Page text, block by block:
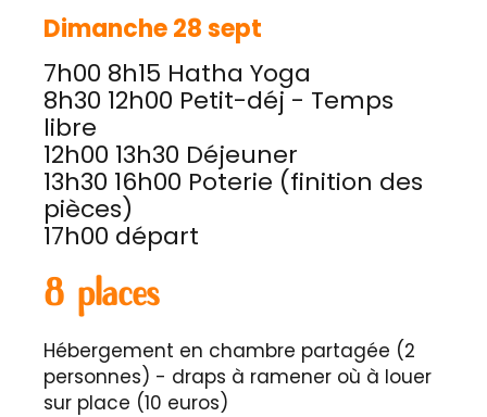
Dimanche 28 sept
7h00 8h15 Hatha Yoga
8h30 12h00 Petit-déj - Temps
libre
12h00 13h30 Déjeuner
13h30 16h00 Poterie (finition des
pièces)
17h00 départ
8 places
Hébergement en chambre partagée (2
personnes) - draps à ramener où à louer
sur place (10 euros)